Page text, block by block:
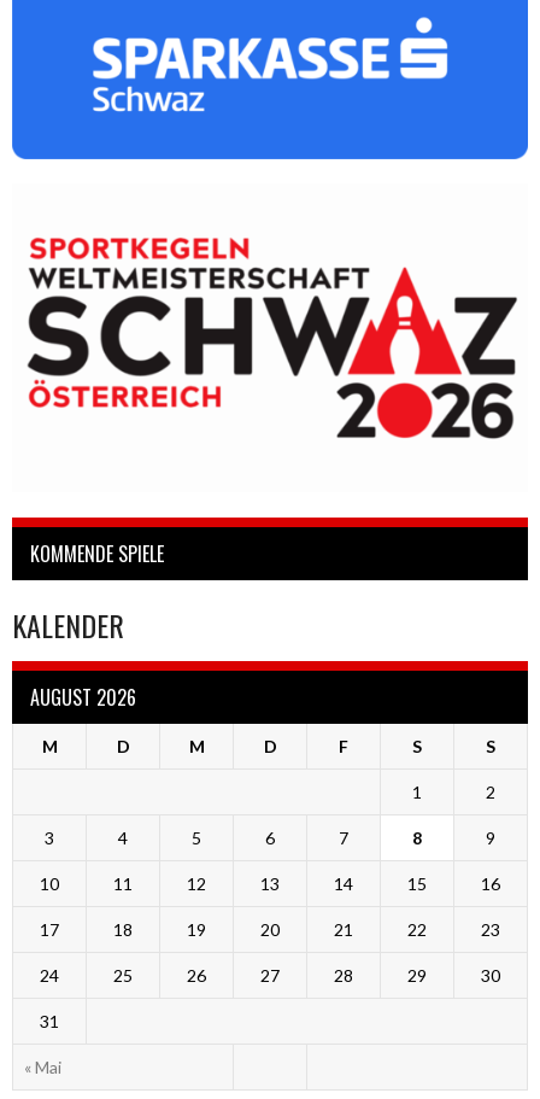
KOMMENDE SPIELE
KALENDER
AUGUST 2026
M D M D F S S
« Mai
1 2
3 4 5 6 7 8 9
10 11 12 13 14 15 16
17 18 19 20 21 22 23
24 25 26 27 28 29 30
31